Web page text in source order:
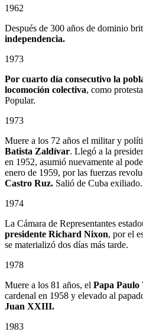
1962
Después de 300 años de dominio
independencia.
1973
Por cuarto día consecutivo la
locomoción colectiva, como
Popular.
1973
Muere a los 72 años el militar y
Batista Zaldívar. Llegó a la
en 1952, asumió nuevamente al
enero de 1959, por las fuerzas
Castro Ruz. Salió de Cuba exiliado.
1974
La Cámara de Representantes
presidente Richard Nixon, por el
se materializó dos días más tarde.
1978
Muere a los 81 años, el Papa Paulo
cardenal en 1958 y elevado al
Juan XXIII.
1983